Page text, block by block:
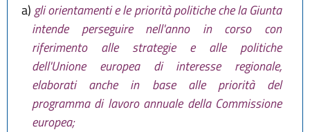
a)gli orientamenti e le priorità politiche che la Giunta
intende perseguire nell'anno in corso con
riferimento alle strategie e alle politiche
dell'Unione europea di interesse regionale,
elaborati anche in base alle priorità del
programma di lavoro annuale della Commissione
europea;